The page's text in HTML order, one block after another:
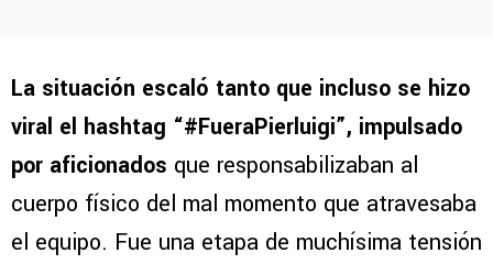
La situación escaló tanto que incluso se hizo
viral el hashtag “#FueraPierluigi”, impulsado
por aficionados que responsabilizaban al
cuerpo físico del mal momento que atravesaba
el equipo. Fue una etapa de muchísima tensión